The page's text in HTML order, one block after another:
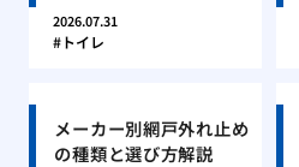
2026.07.31
トイレ
メーカー別網戸外れ止め
の種類と選び方解説